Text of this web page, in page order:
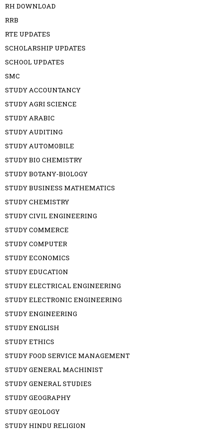
RH DOWNLOAD
RRB
RTE UPDATES
SCHOLARSHIP UPDATES
SCHOOL UPDATES
SMC
STUDY ACCOUNTANCY
STUDY AGRI SCIENCE
STUDY ARABIC
STUDY AUDITING
STUDY AUTOMOBILE
STUDY BIO CHEMISTRY
STUDY BOTANY-BIOLOGY
STUDY BUSINESS MATHEMATICS
STUDY CHEMISTRY
STUDY CIVIL ENGINEERING
STUDY COMMERCE
STUDY COMPUTER
STUDY ECONOMICS
STUDY EDUCATION
STUDY ELECTRICAL ENGINEERING
STUDY ELECTRONIC ENGINEERING
STUDY ENGINEERING
STUDY ENGLISH
STUDY ETHICS
STUDY FOOD SERVICE MANAGEMENT
STUDY GENERAL MACHINIST
STUDY GENERAL STUDIES
STUDY GEOGRAPHY
STUDY GEOLOGY
STUDY HINDU RELIGION